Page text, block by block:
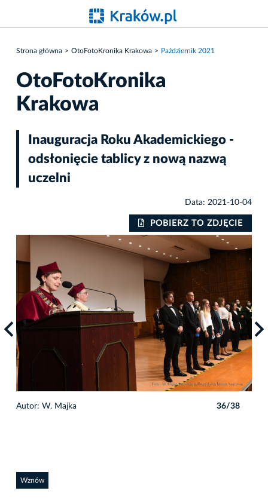
Strona główna OtoFotoKronika Krakowa Październik 2021
OtoFotoKronika
Krakowa
Inauguracja Roku Akademickiego -
odsłonięcie tablicy z nową nazwą
uczelni
Data: 2021-10-04
POBIERZ TO ZDJĘCIE
Autor: W. Majka 36/38
Wznów